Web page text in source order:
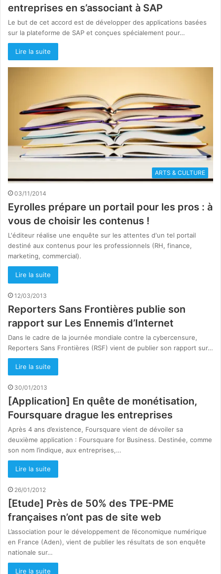
entreprises en s’associant à SAP
Le but de cet accord est de développer des applications basées
sur la plateforme de SAP et conçues spécialement pour…
Lire la suite
ARTS & CULTURE
03/11/2014
Eyrolles prépare un portail pour les pros : à
vous de choisir les contenus !
L'éditeur réalise une enquête sur les attentes d'un tel portail
destiné aux contenus pour les professionnels (RH, finance,
marketing, commercial).
Lire la suite
12/03/2013
Reporters Sans Frontières publie son
rapport sur Les Ennemis d’Internet
Dans le cadre de la journée mondiale contre la cybercensure,
Reporters Sans Frontières (RSF) vient de publier son rapport sur…
Lire la suite
30/01/2013
[Application] En quête de monétisation,
Foursquare drague les entreprises
Après 4 ans d’existence, Foursquare vient de dévoiler sa
deuxième application : Foursquare for Business. Destinée, comme
son nom l’indique, aux entreprises,…
Lire la suite
26/01/2012
[Etude] Près de 50% des TPE-PME
françaises n’ont pas de site web
L’association pour le développement de l’économique numérique
en France (Aden), vient de publier les résultats de son enquête
nationale sur…
Lire la suite